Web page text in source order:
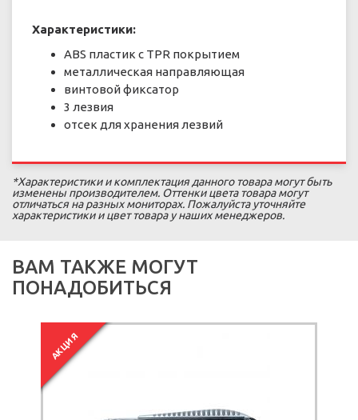
Характеристики:
ABS пластик с TPR покрытием
металлическая направляющая
винтовой фиксатор
3 лезвия
отсек для хранения лезвий
*Характеристики и комплектация данного товара могут быть
изменены производителем. Оттенки цвета товара могут
отличаться на разных мониторах. Пожалуйста уточняйте
характеристики и цвет товара у наших менеджеров.
ВАМ ТАКЖЕ МОГУТ
ПОНАДОБИТЬСЯ
АКЦИЯ